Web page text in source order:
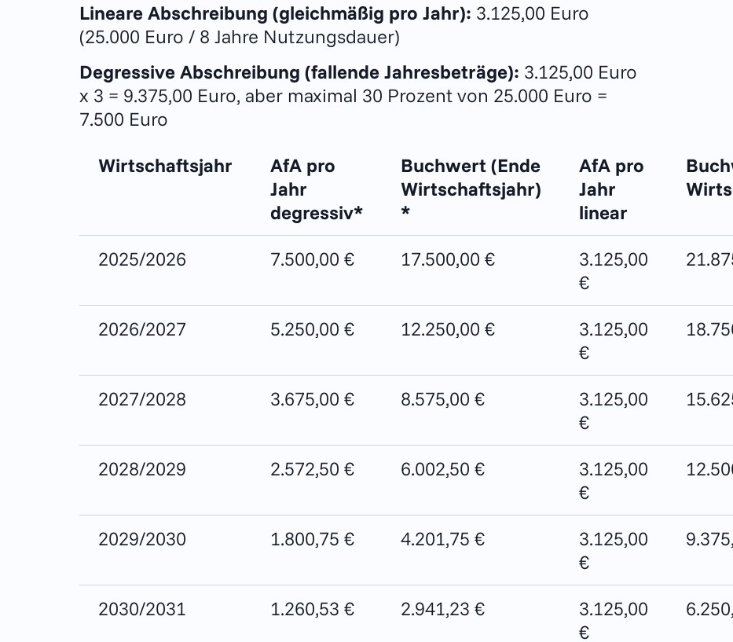
Lineare Abschreibung (gleichmäßig pro Jahr): 3.125,00 Euro
(25.000 Euro / 8 Jahre Nutzungsdauer)
Degressive Abschreibung (fallende Jahresbeträge): 3.125,00 Euro
x 3 = 9.375,00 Euro, aber maximal 30 Prozent von 25.000 Euro =
7.500 Euro
Wirtschaftsjahr
AfA pro
Jahr
degressiv*
Buchwert (Ende
Wirtschaftsjahr)
*
AfA pro
Jahr
linear
2025/2026 7.500,00 € 17.500,00 €
3.125,00
€
2026/2027 5.250,00 € 12.250,00 €
3.125,00
€
2027/2028 3.675,00 € 8.575,00 €
3.125,00
€
2028/2029 2.572,50 € 6.002,50 €
3.125,00
€
2029/2030 1.800,75 € 4.201,75 €
3.125,00
€
2030/2031 1.260,53 € 2.941,23 €
3.125,00
€